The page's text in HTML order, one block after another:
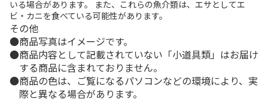
いる場合があります。 また、これらの魚介類は、エサとしてエ
ビ・カニを食べている可能性があります。
その他
商品写真はイメージです。
商品内容として記載されていない「小道具類」はお届け
する商品に含まれておりません。
商品の色は、ご覧になるパソコンなどの環境により、実
際と異なる場合があります。